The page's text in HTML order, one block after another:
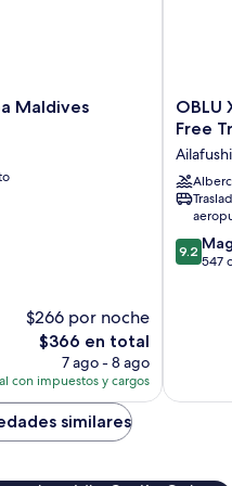
Maldives
$266 por noche
El
precio
actual
es
de
$366
$366 en total
7 ago - 8 ago
con impuestos y cargos
OBLU
-
All
Inclusive
with
Free
OBLU
Free
Ailafushi
9.2
de
9.2
547
similares